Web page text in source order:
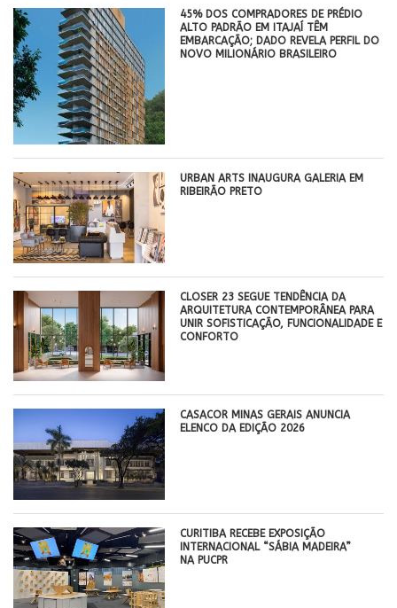
45% DOS COMPRADORES DE PRÉDIO
ALTO PADRÃO EM ITAJAÍ TÊM
EMBARCAÇÃO; DADO REVELA PERFIL DO
NOVO MILIONÁRIO BRASILEIRO
​URBAN ARTS INAUGURA GALERIA EM
RIBEIRÃO PRETO
CLOSER 23 SEGUE TENDÊNCIA DA
ARQUITETURA CONTEMPORÂNEA PARA
UNIR SOFISTICAÇÃO, FUNCIONALIDADE E
CONFORTO
CASACOR MINAS GERAIS ANUNCIA
ELENCO DA EDIÇÃO 2026
CURITIBA RECEBE EXPOSIÇÃO
INTERNACIONAL “SÁBIA MADEIRA”
NA PUCPR